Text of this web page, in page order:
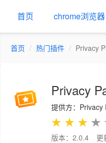
首页 chrome浏览器
首页 热门插件 Privacy
Privacy
提供方：Privacy
★ ★ ★ ★
版本：2.0.4
更